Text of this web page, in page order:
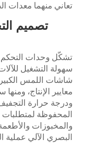
تعاني منهما معدات
تصميم
تشكّل وحدات التحكم
سهولة التشغيل
شاشات اللمس
معايير الإنتاج،
ودرجة حرارة
المحفوظة
والمخبوزات
البصري الآلي